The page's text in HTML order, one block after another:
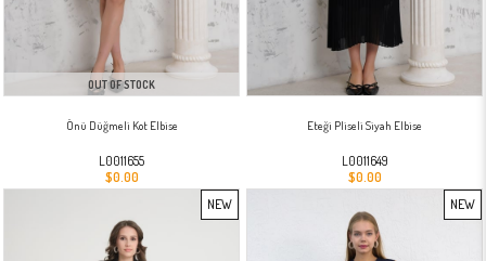
OUT OF STOCK
Önü Düğmeli Kot Elbise
L0011655
$0.00
Eteği Pliseli Siyah Elbise
L0011649
$0.00
NEW
NEW